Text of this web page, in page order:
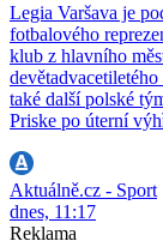
Legia Varšava je
fotbalového
klub z hlavního
také další polské
Priske po úterní
Aktuálně.cz - Sport
dnes, 11:17
Reklama